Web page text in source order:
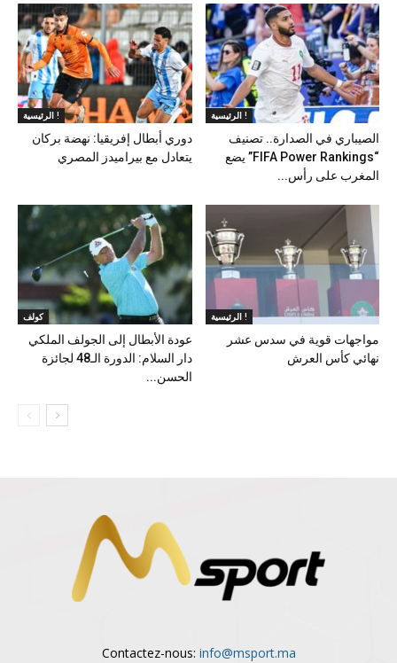
الرئيسية !
دوري أبطال إفريقيا: نهضة بركان
يتعادل مع بيراميدز المصري
الرئيسية !
الصيباري في الصدارة.. تصنيف
“FIFA Power Rankings” يضع
المغرب على رأس...
كولف
عودة الأبطال إلى الجولف الملكي
دار السلام: الدورة الـ48 لجائزة
الحسن...
الرئيسية !
مواجهات قوية في سدس عشر
نهائي كأس العرش
Contactez-nous: info@msport.ma